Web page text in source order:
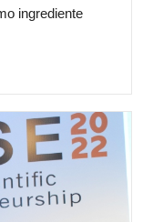
ingrediente